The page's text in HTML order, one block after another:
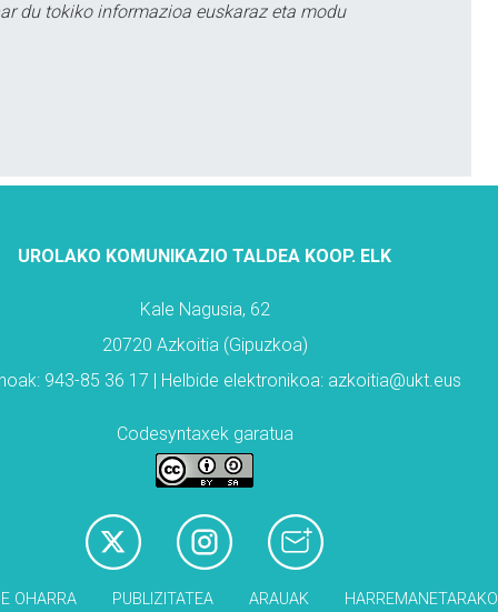
du tokiko informazioa euskaraz eta modu
UROLAKO KOMUNIKAZIO TALDEA KOOP. ELK
Kale Nagusia, 62
20720 Azkoitia (Gipuzkoa)
943-85 36 17 | Helbide elektronikoa: azkoitia@ukt.eus
Codesyntaxek garatua
OHARRA PUBLIZITATEA ARAUAK HARREMANETARAKO